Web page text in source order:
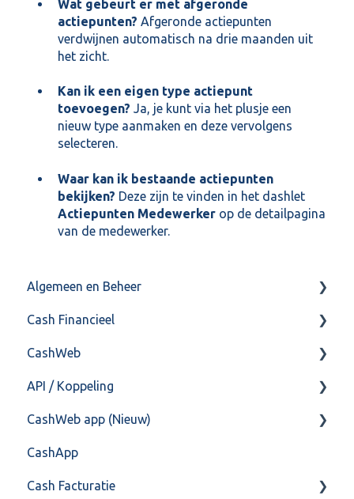
Wat gebeurt er met afgeronde
actiepunten? Afgeronde actiepunten
verdwijnen automatisch na drie maanden uit
het zicht.
Kan ik een eigen type actiepunt
toevoegen? Ja, je kunt via het plusje een
nieuw type aanmaken en deze vervolgens
selecteren.
Waar kan ik bestaande actiepunten
bekijken? Deze zijn te vinden in het dashlet
Actiepunten Medewerker op de detailpagina
van de medewerker.
Algemeen en Beheer
Bank(koppeling)
Import/Export
Postbus
Training & Consultancy
Overig
Cash Financieel
Boekhoud
Fiscaal
Overig
CashWeb
CashHero Layout
Mailen vanuit CASHWeb
Algemeen gebruik
API / Koppeling
Algemeen
Api 3.0 (SOAP API)
API 4.0 (REST API)
CashWeb app (Nieuw)
Veel gestelde vragen
CashApp
Cash Facturatie